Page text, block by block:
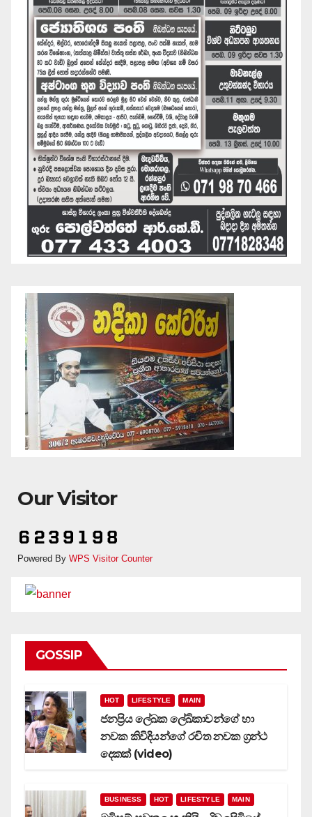
Our Visitor
Powered By WPS Visitor Counter
GOSSIP
HOT LIFESTYLE MAIN
ජනප්‍රිය ලේඛක ලේඛිකාවන්ගේ හා
නවක කිවිදියන්ගේ රචිත නවක ග්‍රන්ථ
දෙකක් (video)
BUSINESS HOT LIFESTYLE MAIN